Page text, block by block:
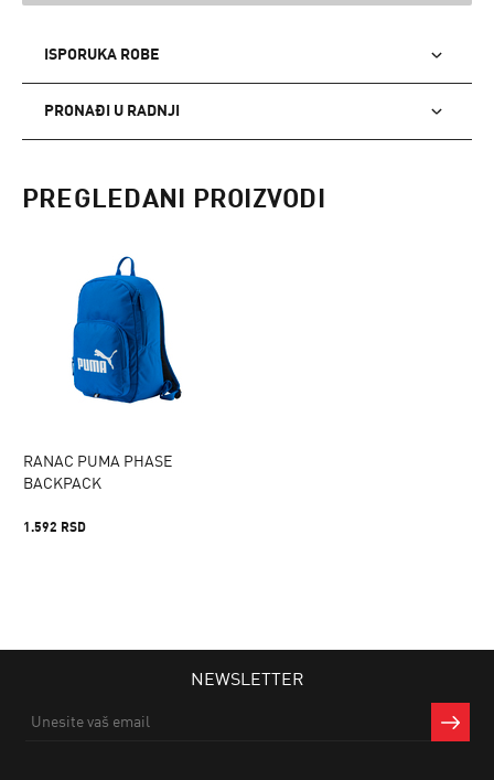
ISPORUKA ROBE
PRONAĐI U RADNJI
PREGLEDANI PROIZVODI
RANAC PUMA PHASE
BACKPACK
1.592 RSD
NEWSLETTER